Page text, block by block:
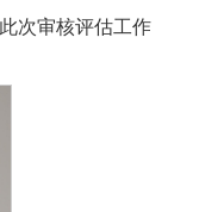
次审核评估工作